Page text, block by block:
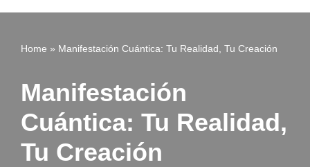
Home » Manifestación Cuántica: Tu Realidad, Tu Creación
Manifestación
Cuántica: Tu Realidad,
Tu Creación